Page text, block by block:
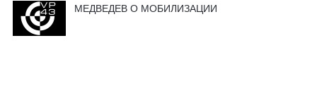
МЕДВЕДЕВ О МОБИЛИЗАЦИИ